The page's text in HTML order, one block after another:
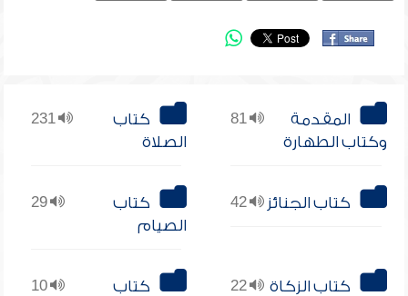
81
المقدمة
وكتاب الطهارة
231
كتاب
الصلاة
42 كتاب الجنائز 29
كتاب
الصيام
22 كتاب الزكاة 10
كتاب